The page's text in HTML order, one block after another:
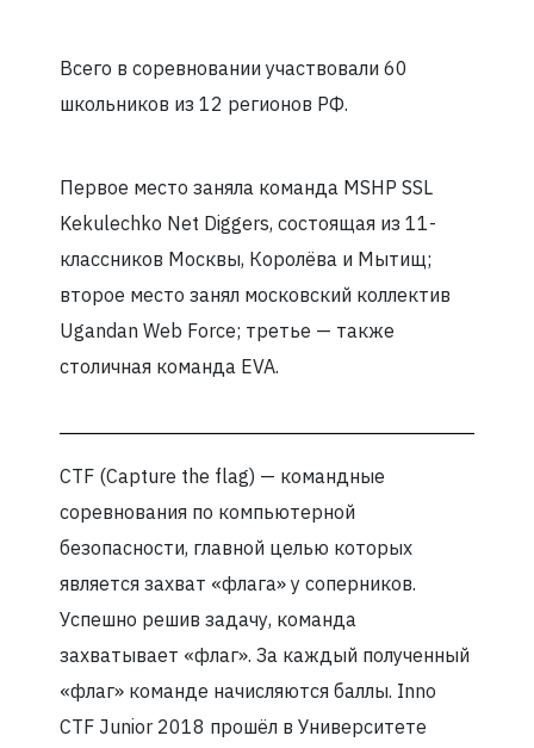
Всего в соревновании участвовали 60
школьников из 12 регионов РФ.
Первое место заняла команда MSHP SSL
Kekulechko Net Diggers, состоящая из 11-
классников Москвы, Королёва и Мытищ;
второе место занял московский коллектив
Ugandan Web Force; третье — также
столичная команда EVA.
CTF (Capture the flag) — командные
соревнования по компьютерной
безопасности, главной целью которых
является захват «флага» у соперников.
Успешно решив задачу, команда
захватывает «флаг». За каждый полученный
«флаг» команде начисляются баллы. Inno
CTF Junior 2018 прошёл в Университете